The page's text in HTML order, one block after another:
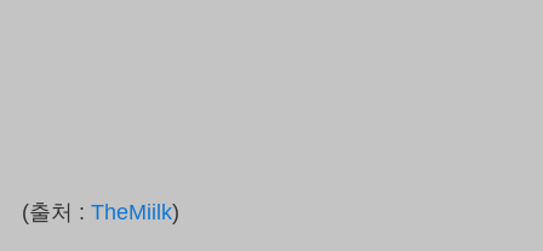
(출처 : TheMiilk)